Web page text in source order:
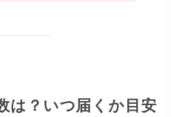
は？いつ届くか目安